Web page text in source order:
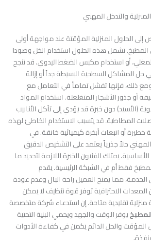
إلى الحلول المنزلية المؤقتة عند مواجهة أولى
تشمل هذه الحلول استخدام الخل وصودا
أو استخدام مكبس الضغط اليدوي. قد تنجح
حل المشاكل السطحية البسيطة جداً أو إزالة
ومع ذلك، فإنها تفشل تماماً في التعامل مع
أو جذور الأشجار المتغلغلة. استخدام المواد
(الأسيد) دون خبرة قد يؤدي إلى تآكل الأنابيب
المطاطية. قد يتسبب الاستخدام الخاطئ لهذه
أو انبعاث أبخرة كيميائية خانقة. في
المهني حلاً جذرياً يعتمد على التشخيص الدقيق
يمتلك الفنيون الخبرة اللازمة لتحديد ما
فقط أم في الشبكة الرئيسية. يقدم
مما يمنح العميل راحة البال وعدم عودة
المعدات الاحترافية توفر قوة تنظيف لا يمكن
تقليدية متاحة. إن استدعاء شركة متخصصة
يوفر الوقت والجهد ويحمي البنية التحتية
المؤقت والحل الدائم يكمن في كفاءة الأدوات